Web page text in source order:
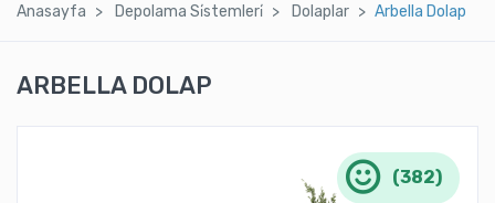
Anasayfa Depolama Si̇stemleri̇ Dolaplar Arbella Dolap
ARBELLA DOLAP
(382)